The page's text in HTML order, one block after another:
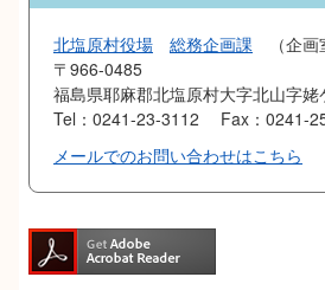
北塩原村役場 総務企画課
企画
〒966-0485
福島県耶麻郡北塩原村大字北山字
Tel：0241-23-3112
Fax：0241-
メールでのお問い合わせはこちら